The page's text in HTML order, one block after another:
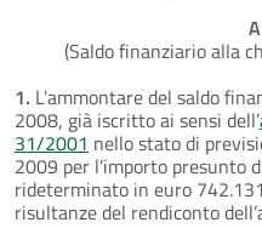
(Saldo finanziario alla
1. L’ammontare del saldo
2008, già iscritto ai sensi dell’
31/2001 nello stato di
2009 per l’importo presunto
rideterminato in euro
risultanze del rendiconto